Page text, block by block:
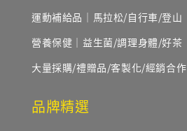
運動補給品｜馬拉松/自行車/登山
營養保健｜益生菌/調理身體/好茶
大量採購/禮贈品/客製化/經銷合作
品牌精選